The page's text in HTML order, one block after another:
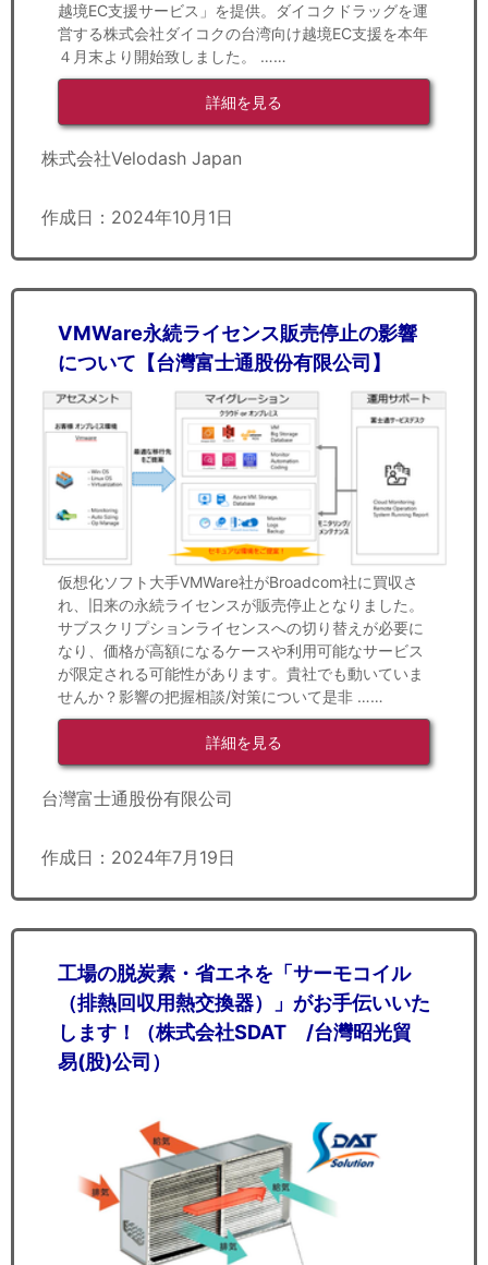
越境EC支援サービス」を提供。ダイコクドラッグを運
営する株式会社ダイコクの台湾向け越境EC支援を本年
４月末より開始致しました。 ……
詳細を見る
株式会社Velodash Japan
作成日：2024年10月1日
VMWare永続ライセンス販売停止の影響
について【台灣富士通股份有限公司】
仮想化ソフト大手VMWare社がBroadcom社に買収さ
れ、旧来の永続ライセンスが販売停止となりました。
サブスクリプションライセンスへの切り替えが必要に
なり、価格が高額になるケースや利用可能なサービス
が限定される可能性があります。貴社でも動いていま
せんか？影響の把握相談/対策について是非 ……
詳細を見る
台灣富士通股份有限公司
作成日：2024年7月19日
工場の脱炭素・省エネを「サーモコイル
（排熱回収用熱交換器）」がお手伝いいた
します！（株式会社SDAT /台灣昭光貿
易(股)公司）